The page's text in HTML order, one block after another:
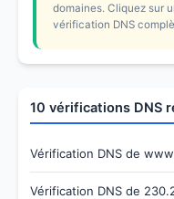
domaines. Cliquez sur
vérification DNS
10 vérifications DNS
Vérification DNS de
Vérification DNS de